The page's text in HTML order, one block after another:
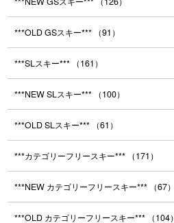
***OLD GSスキー*** （91）
***SLスキー*** （161）
***NEW SLスキー*** （100）
***OLD SLスキー*** （61）
***カテゴリーフリースキー*** （171）
***NEW カテゴリーフリースキー*** （67）
***OLD カテゴリーフリースキー*** （104）